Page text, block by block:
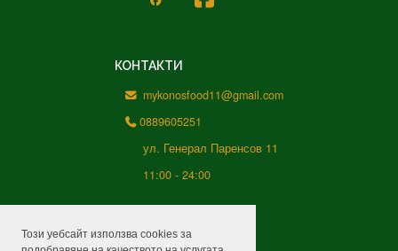
Този уебсайт използва cookies за
КОНТАКТИ
mykonosfood11@gmail.com
0889605251
ул. Генерал Паренсов 11
11:00 - 24:00